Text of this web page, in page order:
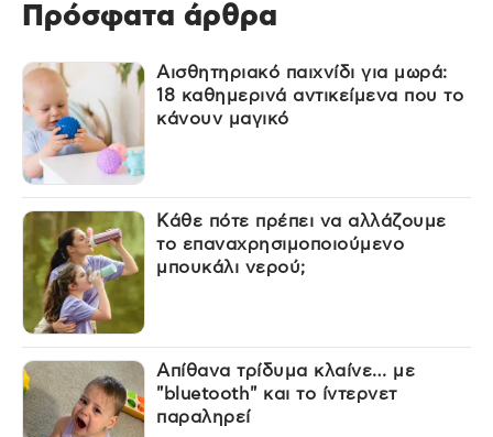
Πρόσφατα άρθρα
Αισθητηριακό παιχνίδι για μωρά:
18 καθημερινά αντικείμενα που το
κάνουν μαγικό
Κάθε πότε πρέπει να αλλάζουμε
το επαναχρησιμοποιούμενο
μπουκάλι νερού;
Απίθανα τρίδυμα κλαίνε… με
"bluetooth" και το ίντερνετ
παραληρεί